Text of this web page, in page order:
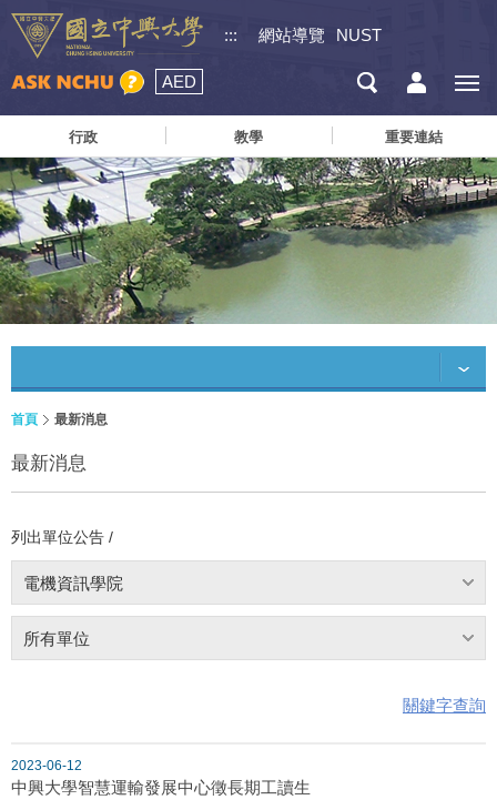
::: 網站導覽 NUST
AED
行政 教學 重要連結
首頁 最新消息
最新消息
列出單位公告 /
電機資訊學院
所有單位
關鍵字查詢
2023-06-12
中興大學智慧運輸發展中心徵長期工讀生